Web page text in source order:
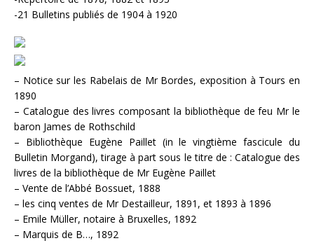
-21 Bulletins publiés de 1904 à 1920
– Notice sur les Rabelais de Mr Bordes, exposition à Tours en
1890
– Catalogue des livres composant la bibliothèque de feu Mr le
baron James de Rothschild
– Bibliothèque Eugène Paillet (in le vingtième fascicule du
Bulletin Morgand), tirage à part sous le titre de : Catalogue des
livres de la bibliothèque de Mr Eugène Paillet
– Vente de l’Abbé Bossuet, 1888
– les cinq ventes de Mr Destailleur, 1891, et 1893 à 1896
– Emile Müller, notaire à Bruxelles, 1892
– Marquis de B…, 1892